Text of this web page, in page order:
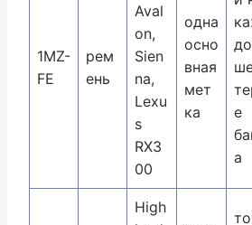
1MZ-
FE
рем
ень
Aval
on,
Sien
na,
Lexu
s
RX3
00
одна
осно
вная
мет
ка
е
а
High